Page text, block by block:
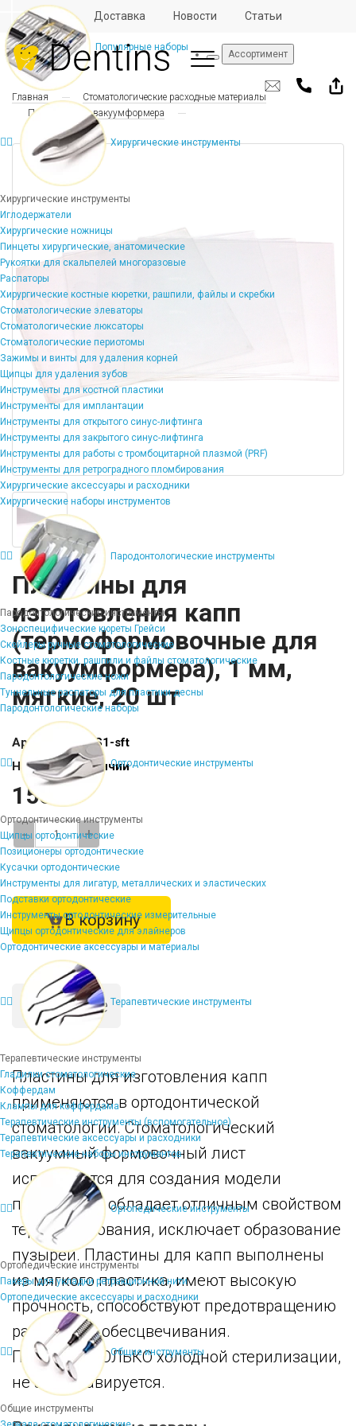
Отзывы Доставка Новости Статьи
Ассортимент
Популярные наборы
Хирургические инструменты
Хирургические инструменты
Иглодержатели
Хирургические ножницы
Пинцеты хирургические, анатомические
Рукоятки для скальпелей многоразовые
Распаторы
Хирургические костные кюретки, рашпили, файлы и скребки
Стоматологические элеваторы
Стоматологические люксаторы
Стоматологические периотомы
Зажимы и винты для удаления корней
Щипцы для удаления зубов
Инструменты для костной пластики
Инструменты для имплантации
Инструменты для открытого синус-лифтинга
Инструменты для закрытого синус-лифтинга
Инструменты для работы с тромбоцитарной плазмой (PRF)
Инструменты для ретроградного пломбирования
Хирургические аксессуары и расходники
Хирургические наборы инструментов
Пародонтологические инструменты
Пародонтологические инструменты
Зоноспецифические кюреты Грейси
Скейлеры ручные стоматологические
Костные кюретки, рашпили и файлы стоматологические
Пародонтологические ножи
Туннельные распаторы для пластики десны
Пародонтологические наборы
Ортодонтические инструменты
Ортодонтические инструменты
Щипцы ортодонтические
Позиционеры ортодонтические
Кусачки ортодонтические
Инструменты для лигатур, металлических и эластических
Подставки ортодонтические
Инструменты ортодонтические измерительные
Щипцы ортодонтические для элайнеров
Ортодонтические аксессуары и материалы
Терапевтические инструменты
Терапевтические инструменты
Гладилки стоматологические
Коффердам
Клампы для коффердама
Терапевтические инструменты (вспомогательное)
Терапевтические аксессуары и расходники
Терапевтические наборы инструментов
Ортопедические инструменты
Ортопедические инструменты
Пакеры для укладки ретракционной нити
Ортопедические аксессуары и расходники
Общие инструменты
Общие инструменты
Главная
Стоматологические расходные материалы
Пластины для вакуумформера
Пластины для
изготовления капп
(термоформовочные для
вакуумформера), 1 мм,
мягкие, 20 шт
Артикул:
DV-FS1-sft
Наличие:В наличии
1568 ₽
- +
В корзину
Описание
Пластины для изготовления капп
применяются в ортодонтической
стоматологии. Стоматологический
вакуумный формовочный лист
используется для создания модели
полости рта, обладает отличным свойством
термоформования, исключает образование
пузырей. Пластины для капп выполнены
из мягкого пластика, имеют высокую
прочность, способствуют предотвращению
разрывов и обесцвечивания.
Подлежит ТОЛЬКО холодной стерилизации,
не автоклавируется.